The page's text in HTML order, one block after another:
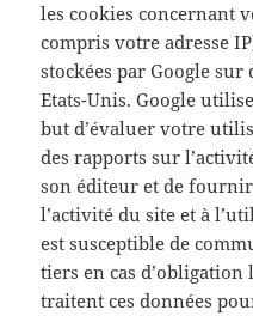
les cookies concernant
compris votre adresse
stockées par Google
Etats-Unis. Google
but d’évaluer votre
des rapports sur
son éditeur et de
l’activité du site et à
est susceptible de
tiers en cas
traitent ces données